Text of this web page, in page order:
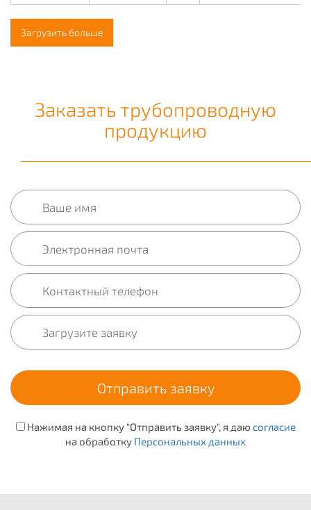
Загрузить больше
Заказать трубопроводную
продукцию
Нажимая на кнопку "Отправить заявку", я даю согласие
на обработку Персональных данных